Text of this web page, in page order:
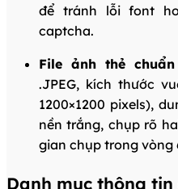
để tránh lỗi font
captcha.
File ảnh thẻ
.JPEG, kích thước
1200×1200 pixels),
nền trắng, chụp rõ
gian chụp trong vòng
Danh mục thông